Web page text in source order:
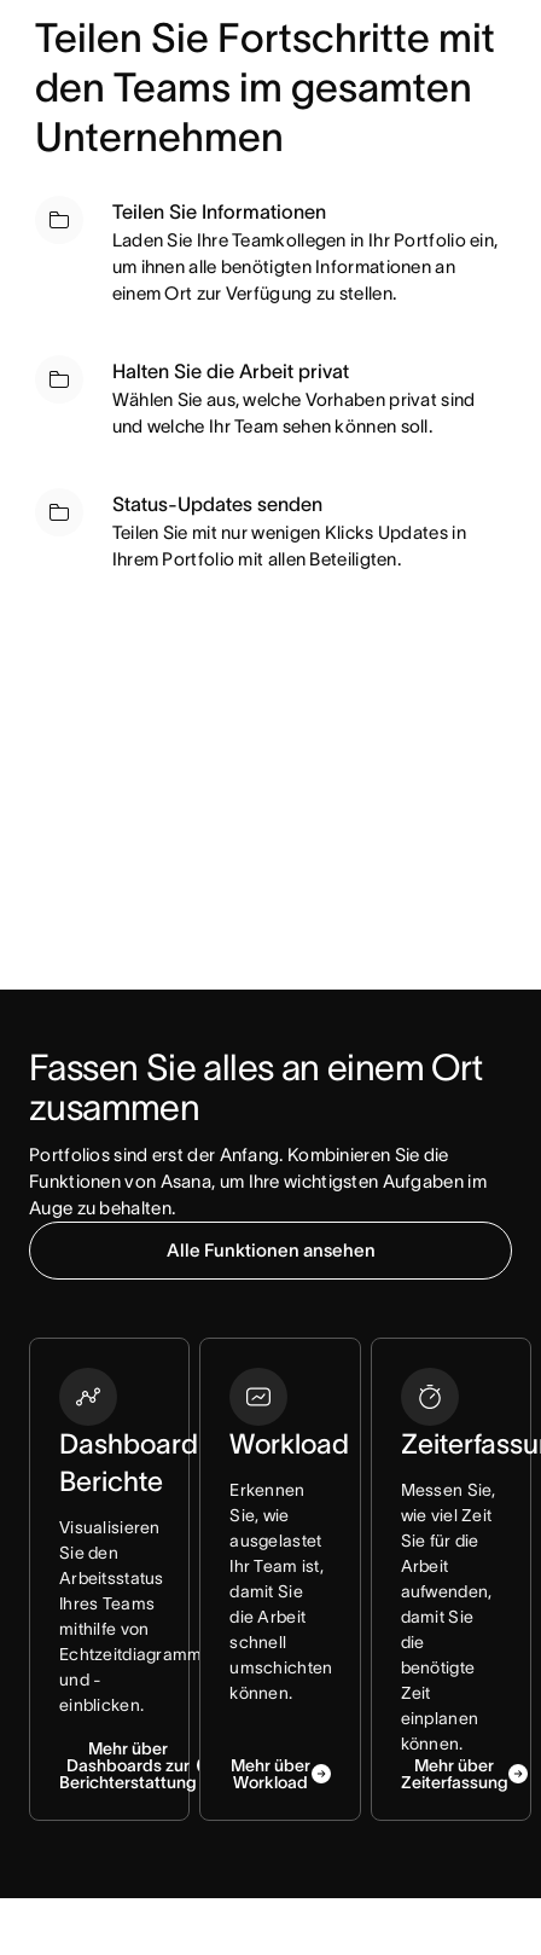
Teilen Sie Fortschritte mit
den Teams im gesamten
Unternehmen
Teilen Sie Informationen
Laden Sie Ihre Teamkollegen in Ihr Portfolio ein,
um ihnen alle benötigten Informationen an
einem Ort zur Verfügung zu stellen.
Halten Sie die Arbeit privat
Wählen Sie aus, welche Vorhaben privat sind
und welche Ihr Team sehen können soll.
Status-Updates senden
Teilen Sie mit nur wenigen Klicks Updates in
Ihrem Portfolio mit allen Beteiligten.
Fassen Sie alles an einem Ort
zusammen
Portfolios sind erst der Anfang. Kombinieren Sie die
Funktionen von Asana, um Ihre wichtigsten Aufgaben im
Auge zu behalten.
Alle Funktionen ansehen
Dashboard-
Berichte
Visualisieren
Sie den
Arbeitsstatus
Ihres Teams
mithilfe von
Echtzeitdiagrammen
und -
einblicken.
Mehr über
Dashboards zur
Berichterstattung
Workload
Erkennen
Sie, wie
ausgelastet
Ihr Team ist,
damit Sie
die Arbeit
schnell
umschichten
können.
Mehr über
Workload
Messen Sie,
wie viel Zeit
Sie für die
Arbeit
aufwenden,
damit Sie
die
benötigte
Zeit
einplanen
können.
Mehr über
Zeiterfassung